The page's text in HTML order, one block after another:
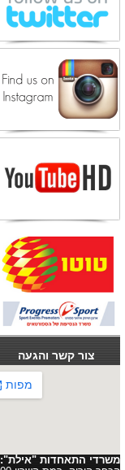
צור קשר והגעה
משרדי התאחדות "אילת":